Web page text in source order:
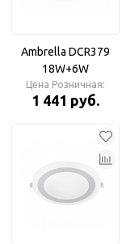
Ambrella DCR379
18W+6W
6400K/3000K 85-
265V D245*28
светодиодная
Цена Розничная:
1 441 руб.